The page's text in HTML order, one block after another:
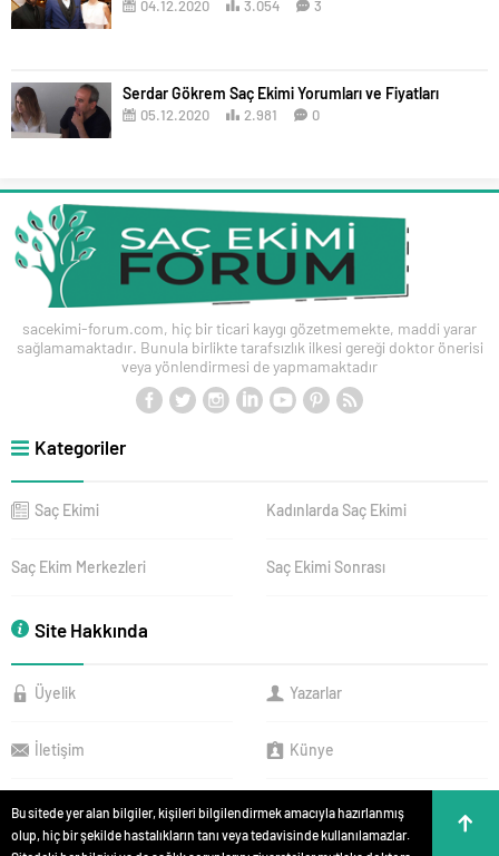
04.12.2020 3.054 3
Serdar Gökrem Saç Ekimi Yorumları ve Fiyatları
05.12.2020 2.981 0
sacekimi-forum.com, hiç bir ticari kaygı gözetmemekte, maddi yarar
sağlamamaktadır. Bunula birlikte tarafsızlık ilkesi gereği doktor önerisi
veya yönlendirmesi de yapmamaktadır
Kategoriler
Saç Ekimi Kadınlarda Saç Ekimi
Saç Ekim Merkezleri Saç Ekimi Sonrası
Site Hakkında
Üyelik Yazarlar
İletişim Künye
Bu sitede yer alan bilgiler, kişileri bilgilendirmek amacıyla hazırlanmış
olup, hiç bir şekilde hastalıkların tanı veya tedavisinde kullanılamazlar.